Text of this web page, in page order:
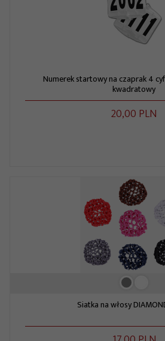
Numerek startowy na czaprak 4
kwadratowy
20,00 PLN
Siatka na włosy